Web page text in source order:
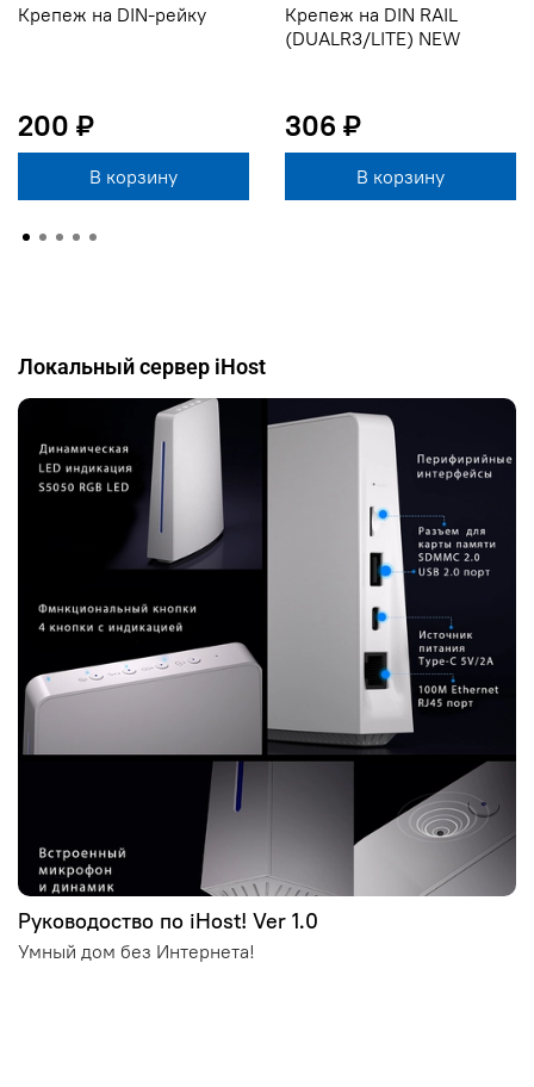
Крепеж на DIN-рейку
200 ₽
В корзину
Крепеж на DIN RAIL
(DUALR3/LITE) NEW
306 ₽
В корзину
Локальный сервер iHost
Руководоство по iHost! Ver 1.0
Умный дом без Интернета!